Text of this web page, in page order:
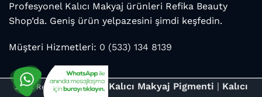
Profesyonel Kalıcı Makyaj ürünleri Refika Beauty
Shop’da. Geniş ürün yelpazesini şimdi keşfedin.
Müşteri Hizmetleri: 0 (533) 134 8139
2026. Refika Beauty Shop Kalıcı Makyaj Pigmenti | Kalıcı